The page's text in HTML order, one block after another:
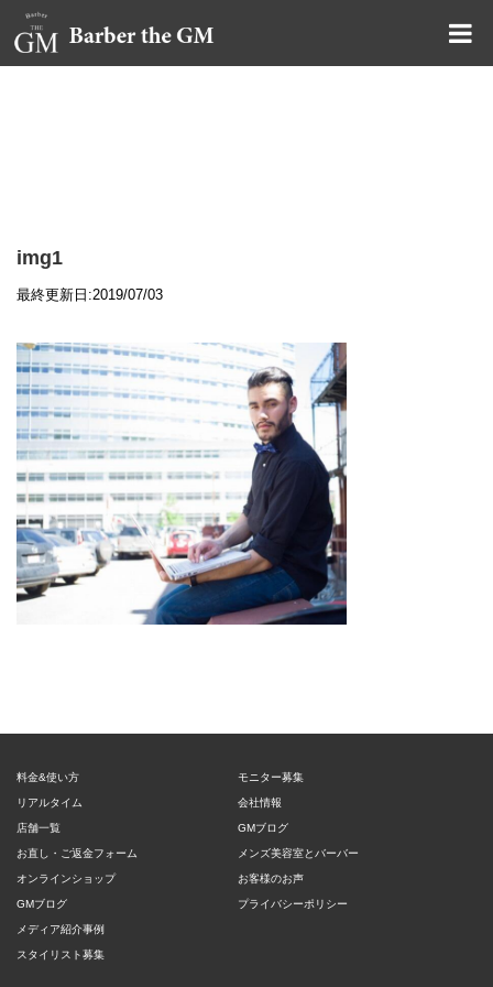
img1
最終更新日:2019/07/03
料金&使い方
リアルタイム
店舗一覧
お直し・ご返金フォーム
オンラインショップ
GMブログ
メディア紹介事例
スタイリスト募集
モニター募集
会社情報
GMブログ
メンズ美容室とバーバー
お客様のお声
プライバシーポリシー